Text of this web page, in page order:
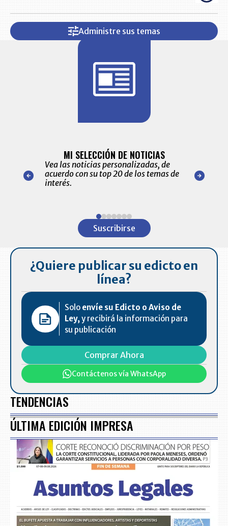
Administre sus temas
nuestro
para
MI SELECCIÓN DE NOTICIAS
Vea las noticias personalizadas, de
acuerdo con su top 20 de los temas de
interés.
de las
Suscribirse
¿Quiere publicar su edicto en
línea?
Solo envíe su Edicto o Aviso de
Ley,y recibirá la información para
su publicación
Comprar Ahora
Contáctenos vía WhatsApp
TENDENCIAS
ÚLTIMA EDICIÓN IMPRESA